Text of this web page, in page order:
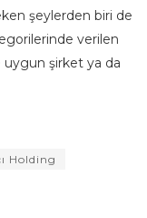
şeylerden biri de
verilen
uygun şirket ya da
Holding